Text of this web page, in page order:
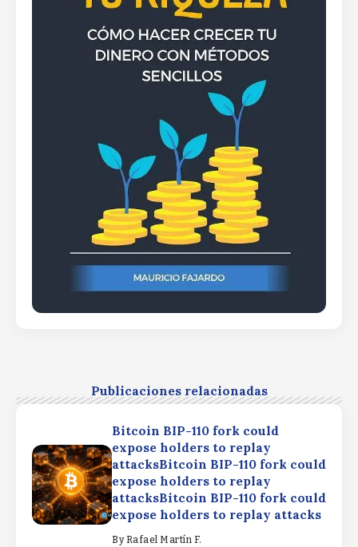
Publicaciones relacionadas
Bitcoin BIP-110 fork could
expose holders to replay
attacksBitcoin BIP-110 fork could
expose holders to replay
attacksBitcoin BIP-110 fork could
expose holders to replay attacks
By Rafael Martín F.